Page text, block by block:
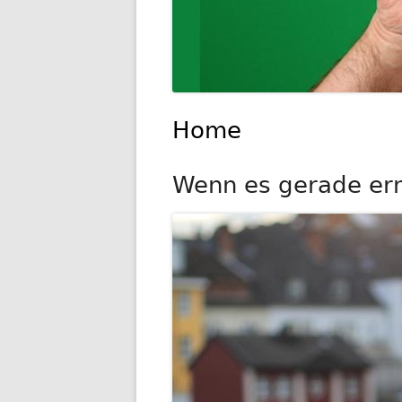
Home
Wenn es gerade